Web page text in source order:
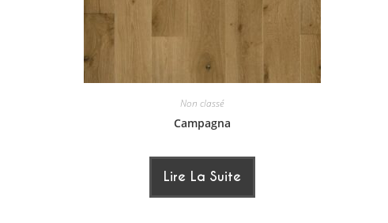
Non classé
Campagna
Lire La Suite